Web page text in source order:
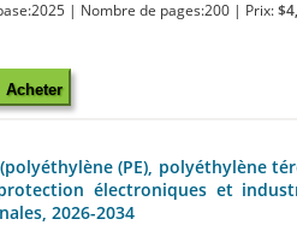
| Nombre de pages:200 | Prix:
Acheter
(PE), polyéthylène
électroniques et
2026-2034